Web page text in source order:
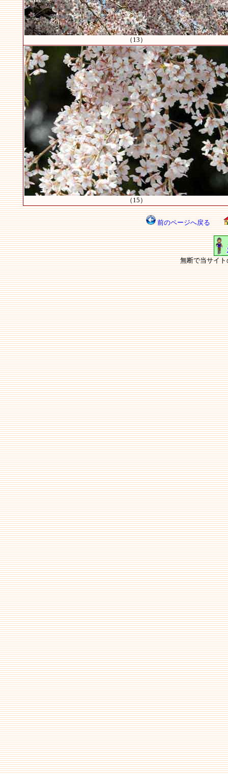
（13）
（15）
前のページへ戻る
無断で当サイ